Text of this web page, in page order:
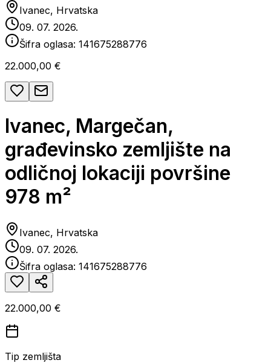
Ivanec, Hrvatska
09. 07. 2026.
Šifra oglasa: 141675288776
22.000,00 €
Ivanec, Margečan,
građevinsko zemljište na
odličnoj lokaciji površine
978 m²
Ivanec, Hrvatska
09. 07. 2026.
Šifra oglasa: 141675288776
22.000,00 €
Tip zemljišta